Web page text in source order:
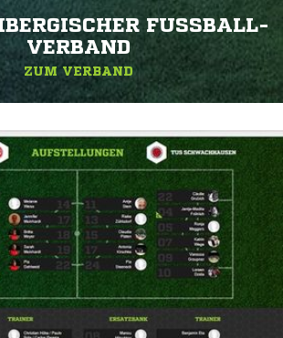
FUSSBALL-V
ERBAND
ZUM VERBAND